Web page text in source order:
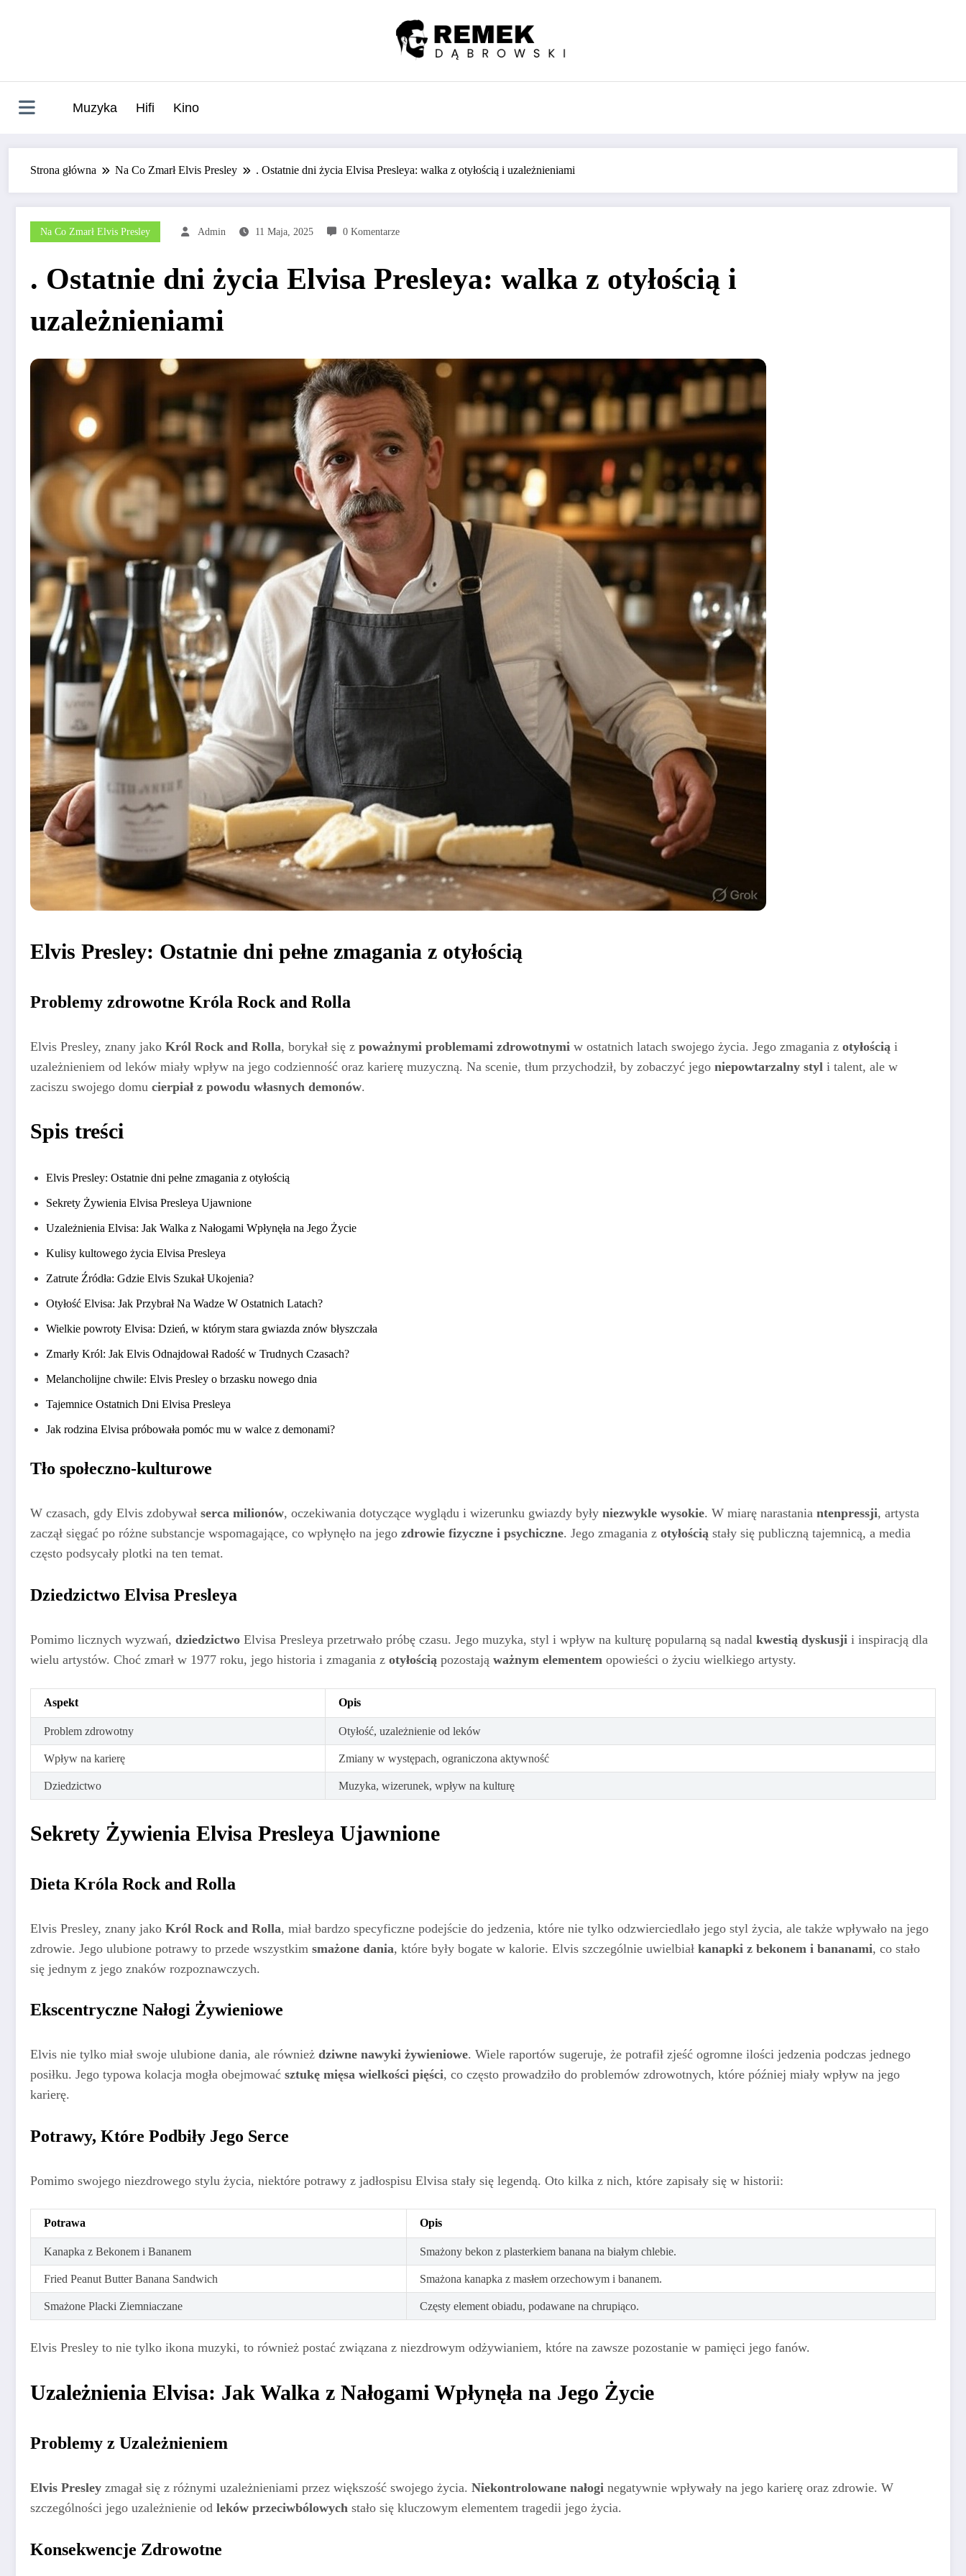
Muzyka Hifi Kino
Strona główna Na Co Zmarł Elvis Presley . Ostatnie dni życia Elvisa Presleya: walka z otyłością i uzależnieniami
Na Co Zmarł Elvis Presley Admin 11 Maja, 2025 0 Komentarze
. Ostatnie dni życia Elvisa Presleya: walka z otyłością i
uzależnieniami
Elvis Presley: Ostatnie dni pełne zmagania z otyłością
Problemy zdrowotne Króla Rock and Rolla
Elvis Presley, znany jako Król Rock and Rolla, borykał się z poważnymi problemami zdrowotnymi w ostatnich latach swojego życia. Jego zmagania z otyłością i
uzależnieniem od leków miały wpływ na jego codzienność oraz karierę muzyczną. Na scenie, tłum przychodził, by zobaczyć jego niepowtarzalny styl i talent, ale w
zaciszu swojego domu cierpiał z powodu własnych demonów.
Spis treści
Elvis Presley: Ostatnie dni pełne zmagania z otyłością
Sekrety Żywienia Elvisa Presleya Ujawnione
Uzależnienia Elvisa: Jak Walka z Nałogami Wpłynęła na Jego Życie
Kulisy kultowego życia Elvisa Presleya
Zatrute Źródła: Gdzie Elvis Szukał Ukojenia?
Otyłość Elvisa: Jak Przybrał Na Wadze W Ostatnich Latach?
Wielkie powroty Elvisa: Dzień, w którym stara gwiazda znów błyszczała
Zmarły Król: Jak Elvis Odnajdował Radość w Trudnych Czasach?
Melancholijne chwile: Elvis Presley o brzasku nowego dnia
Tajemnice Ostatnich Dni Elvisa Presleya
Jak rodzina Elvisa próbowała pomóc mu w walce z demonami?
Tło społeczno-kulturowe
W czasach, gdy Elvis zdobywał serca milionów, oczekiwania dotyczące wyglądu i wizerunku gwiazdy były niezwykle wysokie. W miarę narastania ntenpressji, artysta
zaczął sięgać po różne substancje wspomagające, co wpłynęło na jego zdrowie fizyczne i psychiczne. Jego zmagania z otyłością stały się publiczną tajemnicą, a media
często podsycały plotki na ten temat.
Dziedzictwo Elvisa Presleya
Pomimo licznych wyzwań, dziedzictwo Elvisa Presleya przetrwało próbę czasu. Jego muzyka, styl i wpływ na kulturę popularną są nadal kwestią dyskusji i inspiracją dla
wielu artystów. Choć zmarł w 1977 roku, jego historia i zmagania z otyłością pozostają ważnym elementem opowieści o życiu wielkiego artysty.
Aspekt Opis
Problem zdrowotny Otyłość, uzależnienie od leków
Wpływ na karierę Zmiany w występach, ograniczona aktywność
Dziedzictwo Muzyka, wizerunek, wpływ na kulturę
Sekrety Żywienia Elvisa Presleya Ujawnione
Dieta Króla Rock and Rolla
Elvis Presley, znany jako Król Rock and Rolla, miał bardzo specyficzne podejście do jedzenia, które nie tylko odzwierciedlało jego styl życia, ale także wpływało na jego
zdrowie. Jego ulubione potrawy to przede wszystkim smażone dania, które były bogate w kalorie. Elvis szczególnie uwielbiał kanapki z bekonem i bananami, co stało
się jednym z jego znaków rozpoznawczych.
Ekscentryczne Nałogi Żywieniowe
Elvis nie tylko miał swoje ulubione dania, ale również dziwne nawyki żywieniowe. Wiele raportów sugeruje, że potrafił zjeść ogromne ilości jedzenia podczas jednego
posiłku. Jego typowa kolacja mogła obejmować sztukę mięsa wielkości pięści, co często prowadziło do problemów zdrowotnych, które później miały wpływ na jego
karierę.
Potrawy, Które Podbiły Jego Serce
Pomimo swojego niezdrowego stylu życia, niektóre potrawy z jadłospisu Elvisa stały się legendą. Oto kilka z nich, które zapisały się w historii:
Potrawa Opis
Kanapka z Bekonem i Bananem Smażony bekon z plasterkiem banana na białym chlebie.
Fried Peanut Butter Banana Sandwich Smażona kanapka z masłem orzechowym i bananem.
Smażone Placki Ziemniaczane Częsty element obiadu, podawane na chrupiąco.
Elvis Presley to nie tylko ikona muzyki, to również postać związana z niezdrowym odżywianiem, które na zawsze pozostanie w pamięci jego fanów.
Uzależnienia Elvisa: Jak Walka z Nałogami Wpłynęła na Jego Życie
Problemy z Uzależnieniem
Elvis Presley zmagał się z różnymi uzależnieniami przez większość swojego życia. Niekontrolowane nałogi negatywnie wpływały na jego karierę oraz zdrowie. W
szczególności jego uzależnienie od leków przeciwbólowych stało się kluczowym elementem tragedii jego życia.
Konsekwencje Zdrowotne